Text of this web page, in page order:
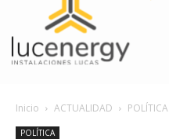
Inicio ACTUALIDAD POLÍTICA
POLÍTICA